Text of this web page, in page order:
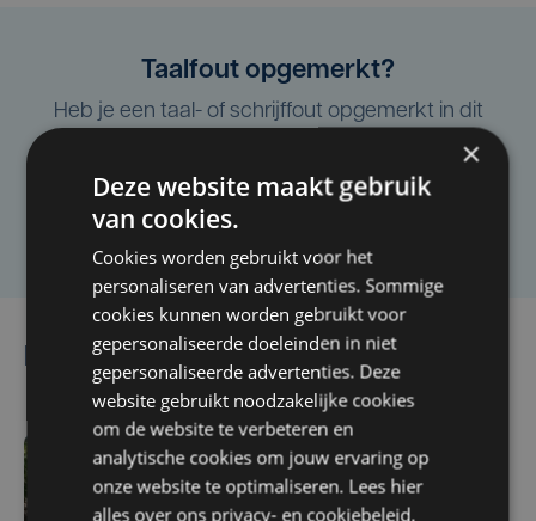
Taalfout opgemerkt?
Heb je een taal- of schrijffout opgemerkt in dit
Laat het ons weten
Lees ook
ma 3 augustus | 17:15
×
Deze website maakt gebruik
van cookies.
Cookies worden gebruikt voor het
personaliseren van advertenties. Sommige
cookies kunnen worden gebruikt voor
gepersonaliseerde doeleinden in niet
gepersonaliseerde advertenties. Deze
website gebruikt noodzakelijke cookies
om de website te verbeteren en
analytische cookies om jouw ervaring op
onze website te optimaliseren. Lees hier
alles over ons privacy- en cookiebeleid.